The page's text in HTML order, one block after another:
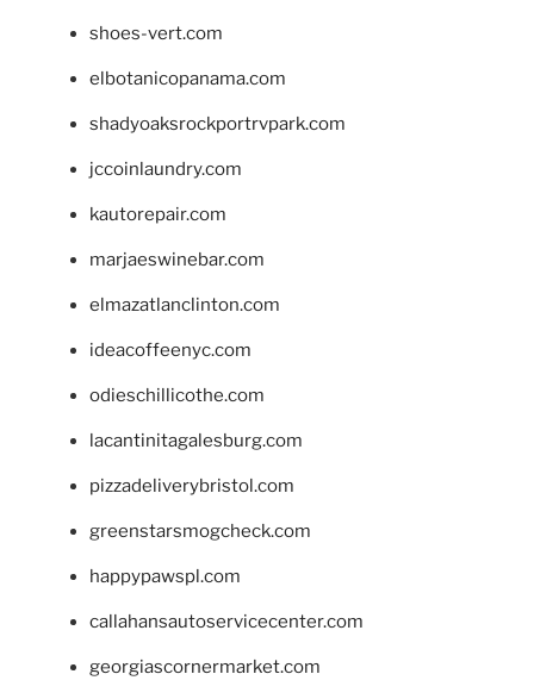
shoes-vert.com
elbotanicopanama.com
shadyoaksrockportrvpark.com
jccoinlaundry.com
kautorepair.com
marjaeswinebar.com
elmazatlanclinton.com
ideacoffeenyc.com
odieschillicothe.com
lacantinitagalesburg.com
pizzadeliverybristol.com
greenstarsmogcheck.com
happypawspl.com
callahansautoservicecenter.com
georgiascornermarket.com